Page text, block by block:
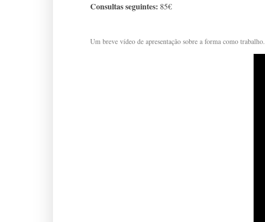
Consultas seguintes: 85€
Um breve vídeo de apresentação sobre a forma como trabalho.